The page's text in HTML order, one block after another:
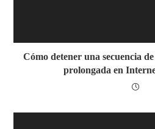
Cómo detener una secuencia
prolongada en